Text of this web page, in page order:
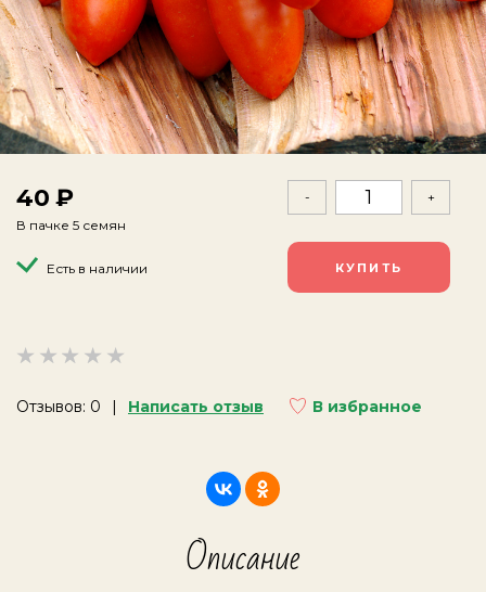
Отзывов: 0 Написать отзыв В избранное
40
В пачке 5 семян
Есть в наличии
- +
Описание